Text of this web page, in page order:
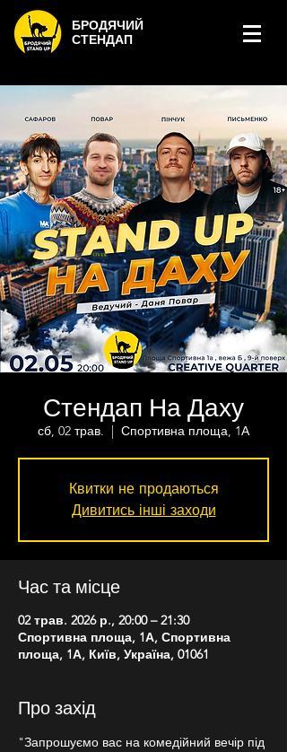
БРОДЯЧИЙ
СТЕНДАП
Стендап На Даху
сб, 02 трав.
  |
Спортивна площа, 1А
Квитки не продаються
Дивитись інші заходи
Час та місце
02 трав. 2026 р., 20:00 – 21:30
Спортивна площа, 1А, Спортивна
площа, 1А, Київ, Україна, 01061
Про захід
"Запрошуємо вас на комедійний вечір під